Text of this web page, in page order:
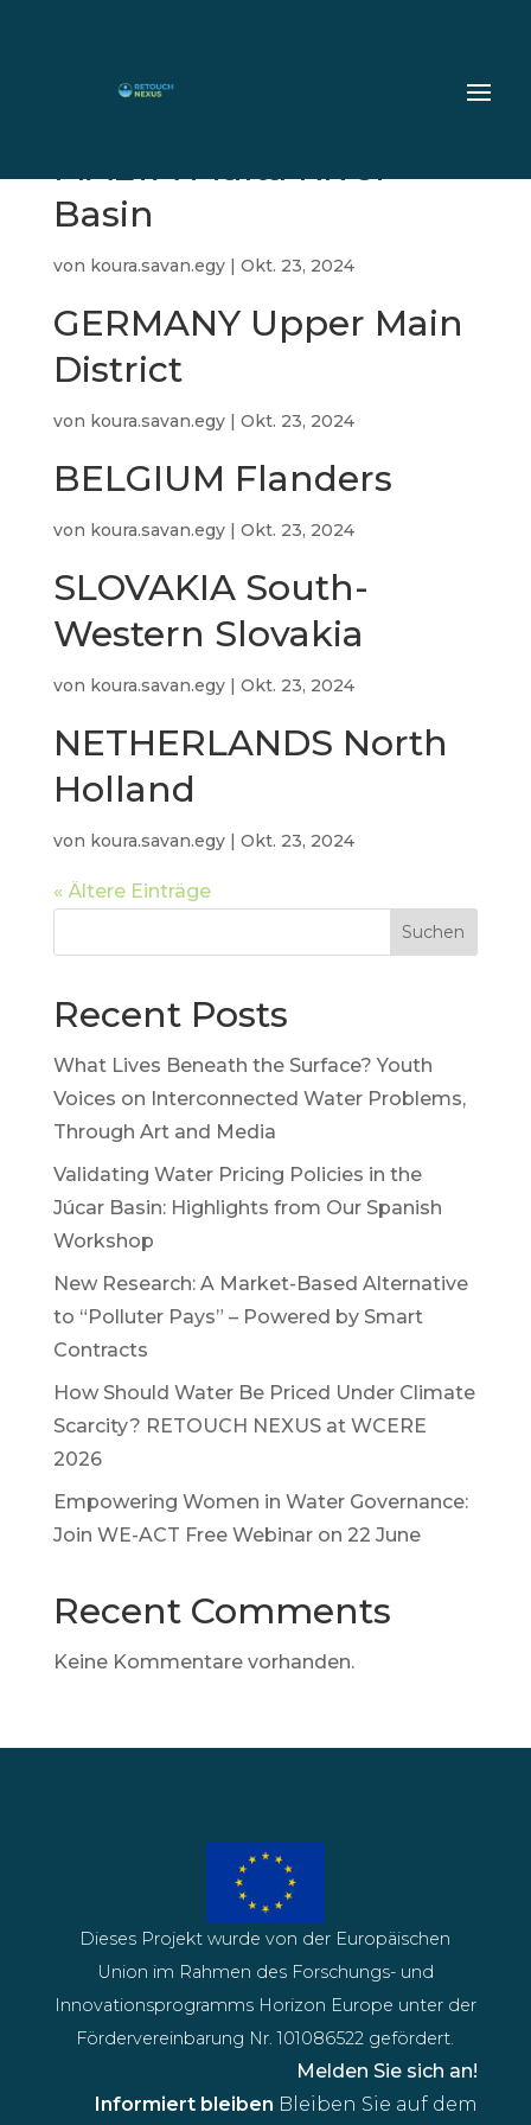
MALTA Malta River
Basin
von koura.savan.egy| Okt. 23, 2024
GERMANY Upper Main
District
von koura.savan.egy| Okt. 23, 2024
BELGIUM Flanders
von koura.savan.egy| Okt. 23, 2024
SLOVAKIA South-
Western Slovakia
von koura.savan.egy| Okt. 23, 2024
NETHERLANDS North
Holland
von koura.savan.egy| Okt. 23, 2024
« Ältere Einträge
Suchen
Recent Posts
What Lives Beneath the Surface? Youth
Voices on Interconnected Water Problems,
Through Art and Media
Validating Water Pricing Policies in the
Júcar Basin: Highlights from Our Spanish
Workshop
New Research: A Market-Based Alternative
to “Polluter Pays” – Powered by Smart
Contracts
How Should Water Be Priced Under Climate
Scarcity? RETOUCH NEXUS at WCERE
2026
Empowering Women in Water Governance:
Join WE-ACT Free Webinar on 22 June
Recent Comments
Keine Kommentare vorhanden.
Informiert bleiben Bleiben Sie auf dem
Melden Sie sich an!
Dieses Projekt wurde von der Europäischen
Union im Rahmen des Forschungs- und
Innovationsprogramms Horizon Europe unter der
Fördervereinbarung Nr. 101086522 gefördert.